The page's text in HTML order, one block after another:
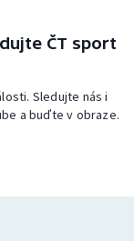
ČT sport
Sledujte nás i
a buďte v obraze.